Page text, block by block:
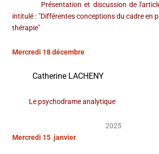
Présentation et discussion de l'article
intitulé : "Différentes conceptions du cadre en
thérapie"
Mercredi 18 décembre
Catherine LACHENY
Le psychodrame analytique
2025
Mercredi 15 janvier